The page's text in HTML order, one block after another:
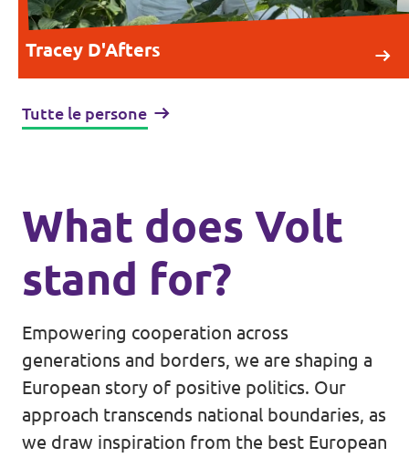
Tracey D'Afters
Tutte le persone
What does Volt
stand for?
Empowering cooperation across
generations and borders, we are shaping a
European story of positive politics. Our
approach transcends national boundaries, as
we draw inspiration from the best European